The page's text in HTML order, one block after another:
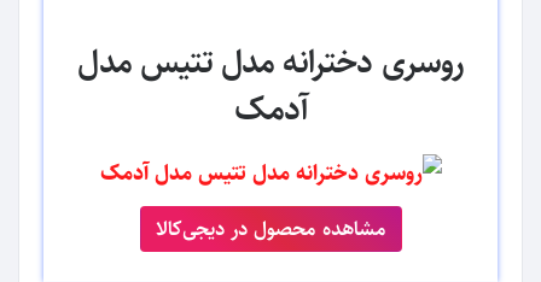
روسری دخترانه مدل تتیس مدل
آدمک
مشاهده محصول در دیجی‌کالا